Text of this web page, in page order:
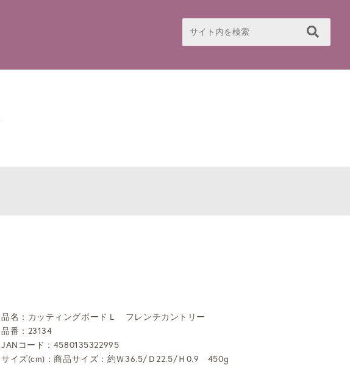
品名：カッティングボードＬ フレンチカントリー
品番：23134
JANコード：4580135322995
サイズ(cm)：商品サイズ：約Ｗ36.5/Ｄ22.5/Ｈ0.9 450g